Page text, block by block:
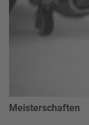
Meisterschaften